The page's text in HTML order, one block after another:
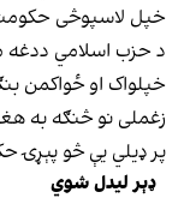
خپل لاسپوڅى
د حزب اسلامي ددغه
خپلواک او ځواكمن
زغملى نو څنګه به
پر ډیلي یې څو پېړۍ
ډېر لیدل شوي